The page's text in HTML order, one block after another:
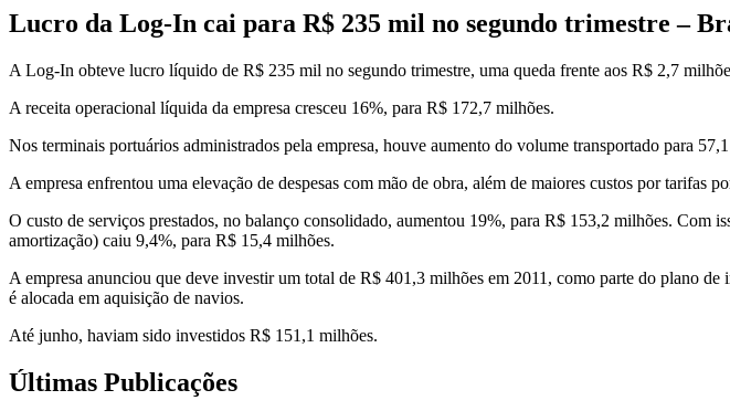
Lucro da Log-In cai para R$ 235 mil no segundo trimestre –
A Log-In obteve lucro líquido de R$ 235 mil no segundo trimestre, uma queda frente aos R$ 2,7
A receita operacional líquida da empresa cresceu 16%, para R$ 172,7 milhões.
Nos terminais portuários administrados pela empresa, houve aumento do volume transportado para
A empresa enfrentou uma elevação de despesas com mão de obra, além de maiores custos por
O custo de serviços prestados, no balanço consolidado, aumentou 19%, para R$ 153,2 milhões. Com
amortização) caiu 9,4%, para R$ 15,4 milhões.
A empresa anunciou que deve investir um total de R$ 401,3 milhões em 2011, como parte do plano
é alocada em aquisição de navios.
Até junho, haviam sido investidos R$ 151,1 milhões.
Últimas Publicações